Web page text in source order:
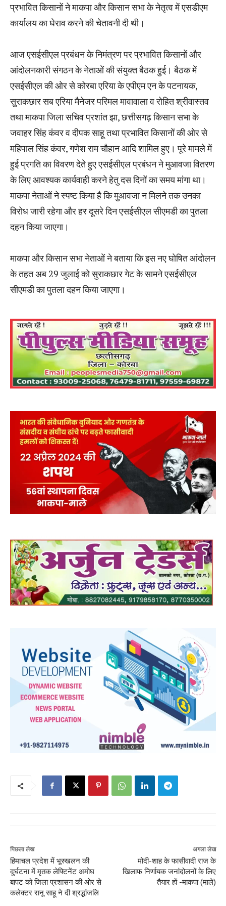
प्रभावित किसानों ने माकपा और किसान सभा के नेतृत्व में एसडीएम
कार्यालय का घेराव करने की चेतावनी दी थी।
आज एसईसीएल प्रबंधन के निमंत्रण पर प्रभावित किसानों और
आंदोलनकारी संगठन के नेताओं की संयुक्त बैठक हुई। बैठक में
एसईसीएल की ओर से कोरबा एरिया के एपीएम एन के पटनायक,
सुराकछार सब एरिया मैनेजर परिमल मावावाला व रोहित श्रीवास्तव
तथा माकपा जिला सचिव प्रशांत झा, छत्तीसगढ़ किसान सभा के
जवाहर सिंह कंवर व दीपक साहू तथा प्रभावित किसानों की ओर से
महिपाल सिंह कंवर, गणेश राम चौहान आदि शामिल हुए। पूरे मामले में
हुई प्रगति का विवरण देते हुए एसईसीएल प्रबंधन ने मुआवजा वितरण
के लिए आवश्यक कार्यवाही करने हेतु दस दिनों का समय मांगा था।
माकपा नेताओं ने स्पष्ट किया है कि मुआवजा न मिलने तक उनका
विरोध जारी रहेगा और हर दूसरे दिन एसईसीएल सीएमडी का पुतला
दहन किया जाएगा।
माकपा और किसान सभा नेताओं ने बताया कि इस नए घोषित आंदोलन
के तहत अब 29 जुलाई को सुराकछार गेट के सामने एसईसीएल
सीएमडी का पुतला दहन किया जाएगा।
पिछला लेख
हिमाचल प्रदेश में भूस्खलन की
दुर्घटना में मृतक लेफ्टिनेंट अमोघ
बापट को जिला प्रशासन की ओर से
कलेक्टर रानू साहू ने दी श्रद्धांजलि
अगला लेख
मोदी-शाह के फासीवादी राज के
खिलाफ निर्णायक जनांदोलनों के लिए
तैयार हों -माकपा (माले)